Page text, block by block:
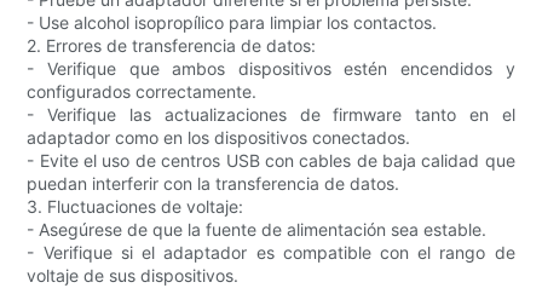
- Use alcohol isopropílico para limpiar los contactos.
2. Errores de transferencia de datos:
- Verifique que ambos dispositivos estén encendidos y
configurados correctamente.
- Verifique las actualizaciones de firmware tanto en el
adaptador como en los dispositivos conectados.
- Evite el uso de centros USB con cables de baja calidad que
puedan interferir con la transferencia de datos.
3. Fluctuaciones de voltaje:
- Asegúrese de que la fuente de alimentación sea estable.
- Verifique si el adaptador es compatible con el rango de
voltaje de sus dispositivos.